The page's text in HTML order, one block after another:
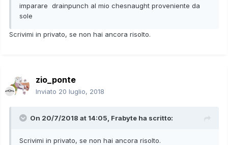
imparare drainpunch al mio chesnaught proveniente da
sole
Scrivimi in privato, se non hai ancora risolto.
zio_ponte
Inviato 20 luglio, 2018
On 20/7/2018 at 14:05, Frabyte ha scritto:
Scrivimi in privato, se non hai ancora risolto.